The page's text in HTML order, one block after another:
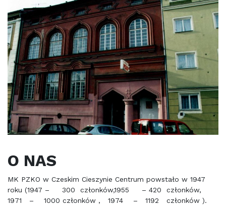
O NAS
MK PZKO w Czeskim Cieszynie Centrum powstało w 1947
roku (1947 – 300 członków,1955 – 420 członków,
1971 – 1000 członków , 1974 – 1192 członków ).